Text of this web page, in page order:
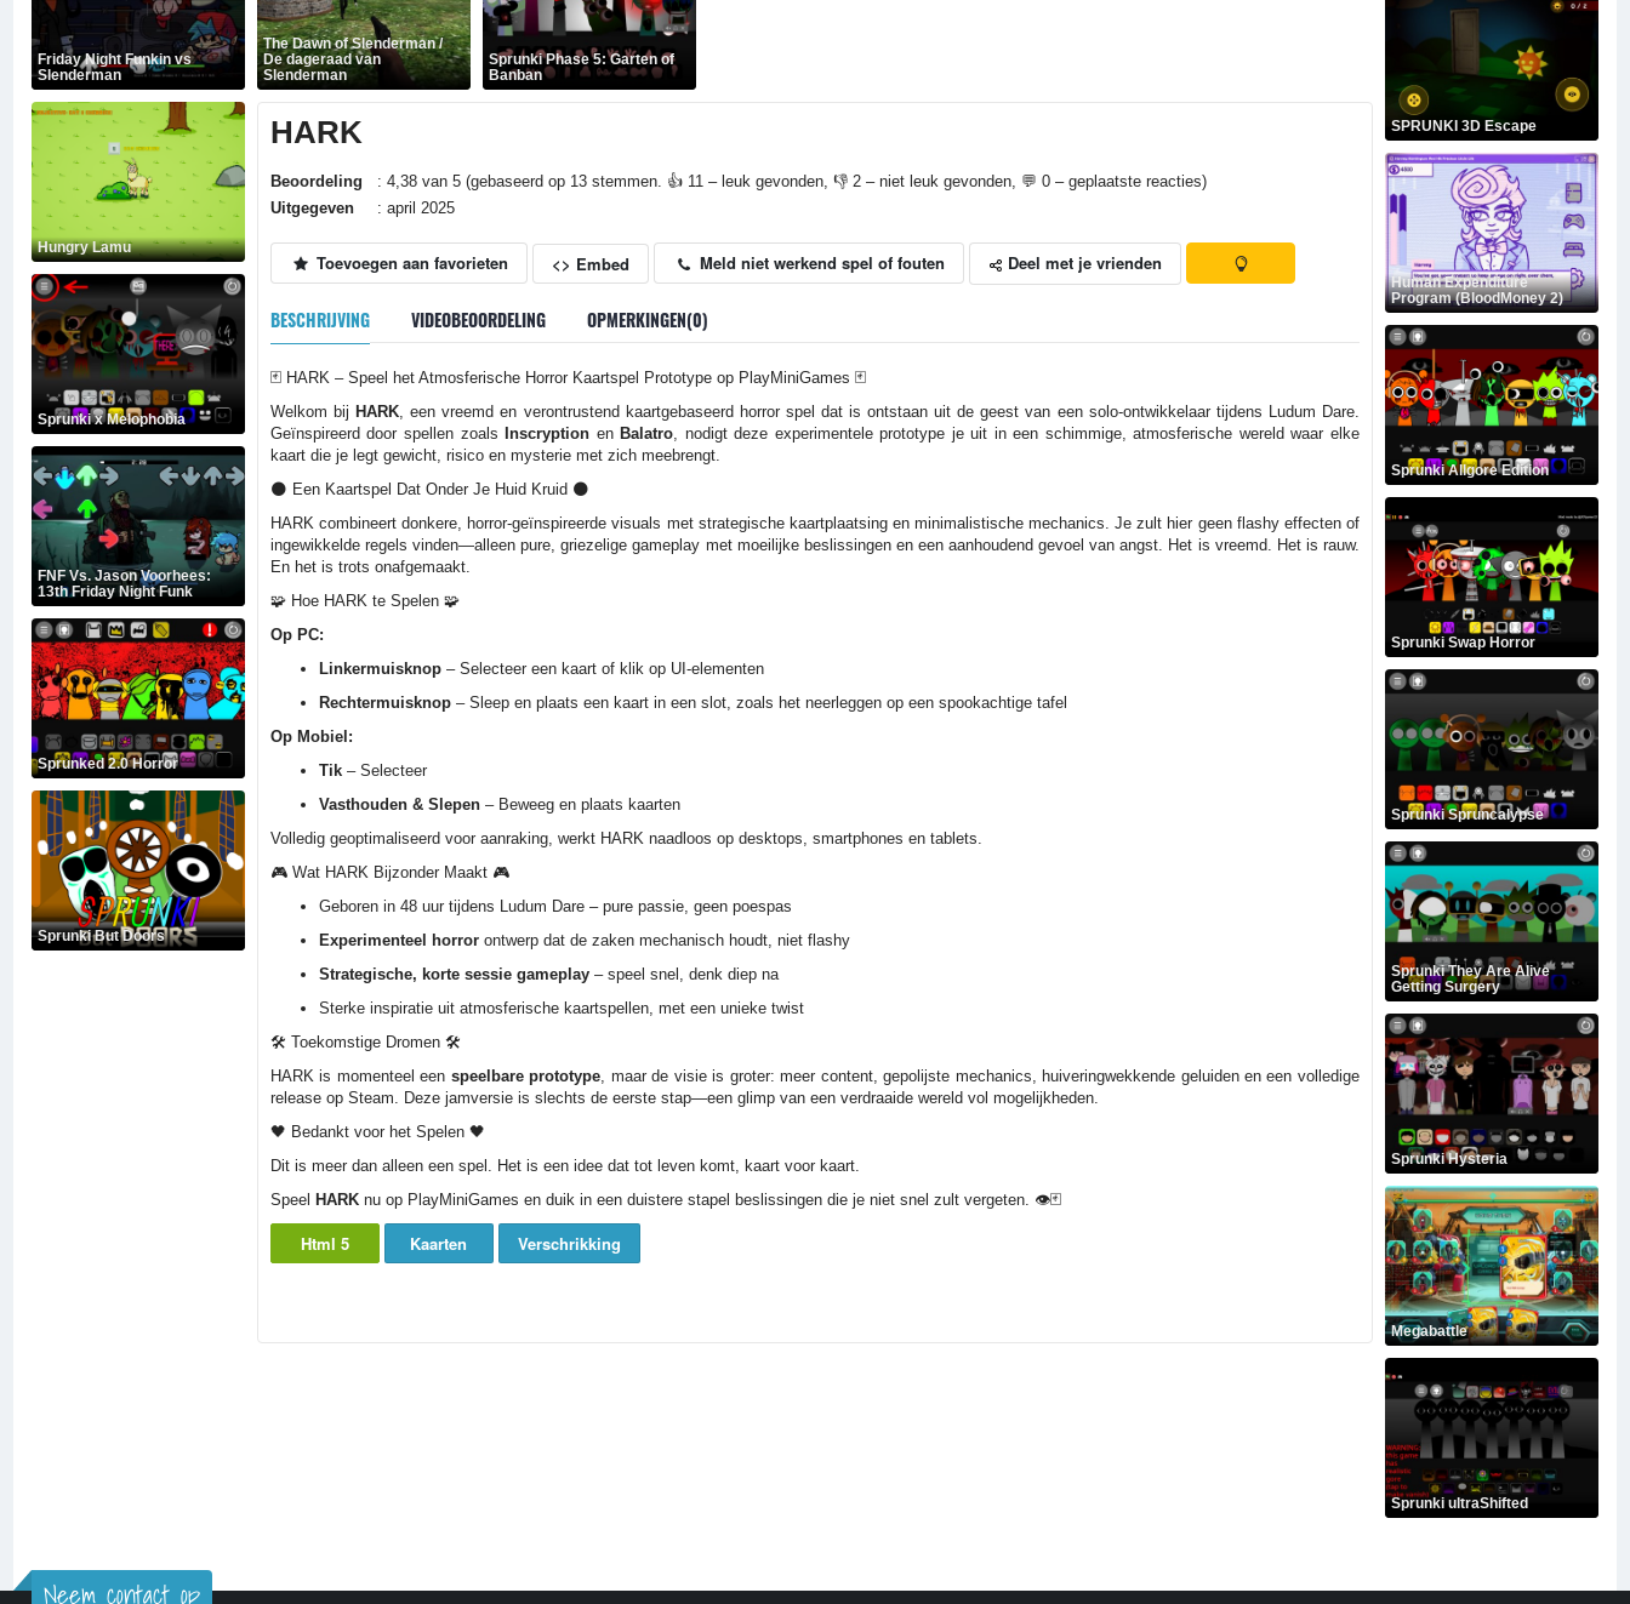
Friday Night Funkin vs
Slenderman
Hungry Lamu
Sprunki x Melophobia
FNF Vs. Jason Voorhees:
13th Friday Night Funk
Sprunked 2.0 Horror
Sprunki But Doors
The Dawn of Slenderman /
De dageraad van
Slenderman
Sprunki Phase 5: Garten of
Banban
HARK
Beoordeling
: 4,38 van 5 (gebaseerd op 13 stemmen. 👍 11 – leuk gevonden, 👎 2 – niet leuk gevonden, 💬 0 – geplaatste reacties)
Uitgegeven
: april 2025
Toevoegen aan favorieten <> Embed Meld niet werkend spel of fouten Deel met je vrienden
BESCHRIJVING VIDEOBEOORDELING OPMERKINGEN(0)
🃏 HARK – Speel het Atmosferische Horror Kaartspel Prototype op PlayMiniGames 🃏
Welkom bijHARK , een vreemd en verontrustend kaartgebaseerd horror spel dat is ontstaan uit de geest van een solo-ontwikkelaar tijdens Ludum Dare.
Geïnspireerd door spellen zoalsInscryption enBalatro , nodigt deze experimentele prototype je uit in een schimmige, atmosferische wereld waar elke
kaart die je legt gewicht, risico en mysterie met zich meebrengt.
🌑 Een Kaartspel Dat Onder Je Huid Kruid 🌑
HARK combineert donkere, horror-geïnspireerde visuals met strategische kaartplaatsing en minimalistische mechanics. Je zult hier geen flashy effecten of
ingewikkelde regels vinden—alleen pure, griezelige gameplay met moeilijke beslissingen en een aanhoudend gevoel van angst. Het is vreemd. Het is rauw.
En het is trots onafgemaakt.
🧩 Hoe HARK te Spelen 🧩
Op PC:
Linkermuisknop– Selecteer een kaart of klik op UI-elementen
Rechtermuisknop– Sleep en plaats een kaart in een slot, zoals het neerleggen op een spookachtige tafel
Op Mobiel:
Tik– Selecteer
Vasthouden & Slepen– Beweeg en plaats kaarten
Volledig geoptimaliseerd voor aanraking, werkt HARK naadloos op desktops, smartphones en tablets.
🎮 Wat HARK Bijzonder Maakt 🎮
Geboren in 48 uur tijdens Ludum Dare – pure passie, geen poespas
Experimenteel horrorontwerp dat de zaken mechanisch houdt, niet flashy
Strategische, korte sessie gameplay– speel snel, denk diep na
Sterke inspiratie uit atmosferische kaartspellen, met een unieke twist
🛠️ Toekomstige Dromen 🛠️
HARK is momenteel een speelbare prototype , maar de visie is groter: meer content, gepolijste mechanics, huiveringwekkende geluiden en een volledige
release op Steam. Deze jamversie is slechts de eerste stap—een glimp van een verdraaide wereld vol mogelijkheden.
🖤 Bedankt voor het Spelen 🖤
Dit is meer dan alleen een spel. Het is een idee dat tot leven komt, kaart voor kaart.
Speel HARKnu op PlayMiniGames en duik in een duistere stapel beslissingen die je niet snel zult vergeten. 👁️🃏
Html 5 Kaarten Verschrikking
SPRUNKI 3D Escape
Human Expenditure
Program (BloodMoney 2)
Sprunki Allgore Edition
Sprunki Swap Horror
Sprunki Spruncalypse
Sprunki They Are Alive
Getting Surgery
Sprunki Hysteria
Megabattle
Sprunki ultraShifted
Neem contact op